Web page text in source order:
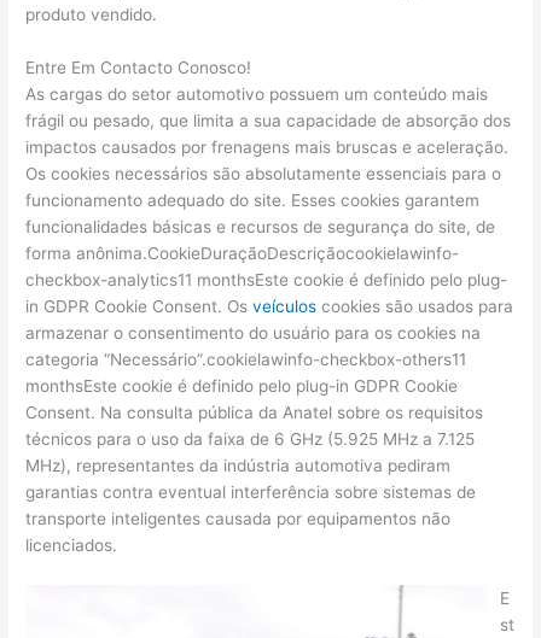
produto vendido.
Entre Em Contacto Conosco!
As cargas do setor automotivo possuem um conteúdo mais
frágil ou pesado, que limita a sua capacidade de absorção dos
impactos causados por frenagens mais bruscas e aceleração.
Os cookies necessários são absolutamente essenciais para o
funcionamento adequado do site. Esses cookies garantem
funcionalidades básicas e recursos de segurança do site, de
forma anônima.CookieDuraçãoDescriçãocookielawinfo-
checkbox-analytics11 monthsEste cookie é definido pelo plug-
in GDPR Cookie Consent. Osveículos cookies são usados para
armazenar o consentimento do usuário para os cookies na
categoria “Necessário”.cookielawinfo-checkbox-others11
monthsEste cookie é definido pelo plug-in GDPR Cookie
Consent. Na consulta pública da Anatel sobre os requisitos
técnicos para o uso da faixa de 6 GHz (5.925 MHz a 7.125
MHz), representantes da indústria automotiva pediram
garantias contra eventual interferência sobre sistemas de
transporte inteligentes causada por equipamentos não
licenciados.
E
st